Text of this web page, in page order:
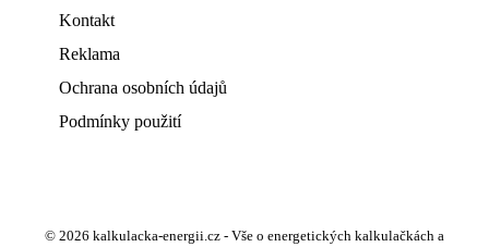
Kontakt
Reklama
Ochrana osobních údajů
Podmínky použití
© 2026 kalkulacka-energii.cz - Vše o energetických kalkulačkách a